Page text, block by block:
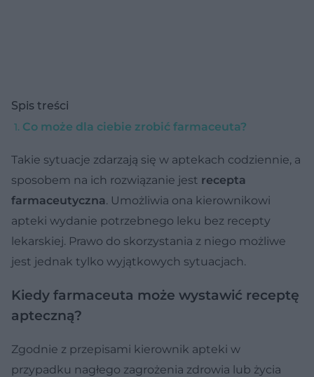
Spis treści
Co może dla ciebie zrobić farmaceuta?
Takie sytuacje zdarzają się w aptekach codziennie, a
sposobem na ich rozwiązanie jest recepta
farmaceutyczna. Umożliwia ona kierownikowi
apteki wydanie potrzebnego leku bez recepty
lekarskiej. Prawo do skorzystania z niego możliwe
jest jednak tylko wyjątkowych sytuacjach.
Kiedy farmaceuta może wystawić receptę
apteczną?
Zgodnie z przepisami kierownik apteki w
przypadku nagłego zagrożenia zdrowia lub życia